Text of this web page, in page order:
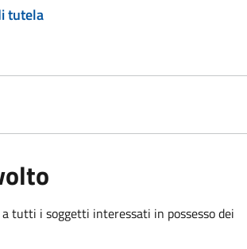
tutela
tutti i soggetti interessati in possesso dei